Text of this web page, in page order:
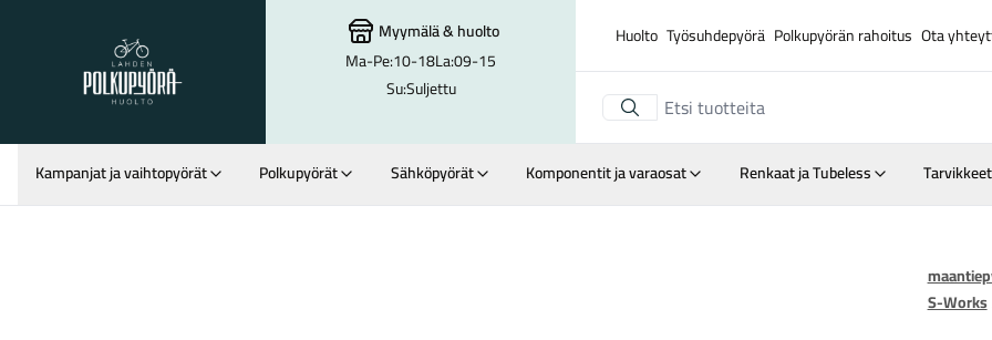
Lahden Polkupyörähuolto - etusivulle
Myymälä&huolto
Ma-Pe:10-18La:09-15
Su:Suljettu
Huolto Työsuhdepyörä Polkupyörän rahoitus Ota
Hakutulokset
Kampanjat ja vaihtopyörät Polkupyörät Sähköpyörät Komponentit ja varaosat Renkaat ja Tubeless
katso kaikki kuvat
S-Works